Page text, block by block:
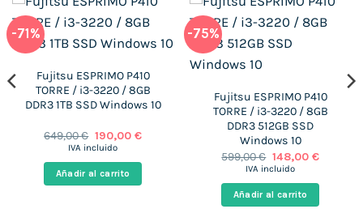
-71%
Fujitsu ESPRIMO P410
TORRE / i3-3220 / 8GB
DDR3 1TB SSD Windows 10
649,00€ El
precio
era:
649,00 €.
190,00 €El
es:
190,00 €.
IVA incluido
Añadir al carrito
-75%
Fujitsu ESPRIMO P410
TORRE / i3-3220 / 8GB
DDR3 512GB SSD
Windows 10
599,00€ El
precio
era:
599,00 €.
148,00 €El
es:
148,00 €.
IVA incluido
Añadir al carrito